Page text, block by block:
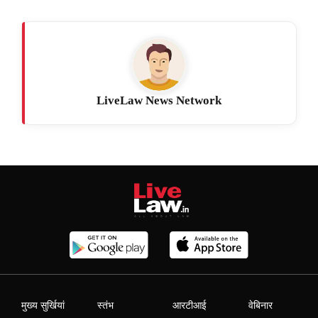
LiveLaw News Network
मुख्य सुर्खियां स्तंभ आरटीआई वेबिनार